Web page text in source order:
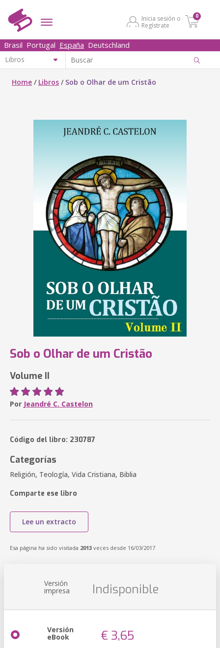
Inicia sesión o
Regístrate
0
Brasil Portugal España Deutschland
Home / Libros / Sob o Olhar de um Cristão
Sob o Olhar de um Cristão
Volume II
Por Jeandré C. Castelon
Código del libro: 230787
Categorías
Religión, Teología, Vida Cristiana, Biblia
Comparte ese libro
Lee un extracto
Esa página ha sido visitada 2013 veces desde 16/03/2017
Versión
impresa Indisponible
Versión
eBook € 3,65